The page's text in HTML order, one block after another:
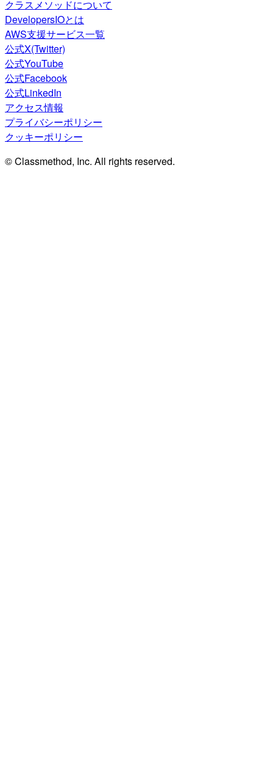
クラスメソッドについて
DevelopersIOとは
AWS支援サービス一覧
公式X(Twitter)
公式YouTube
公式Facebook
公式LinkedIn
アクセス情報
プライバシーポリシー
クッキーポリシー
© Classmethod, Inc. All rights reserved.